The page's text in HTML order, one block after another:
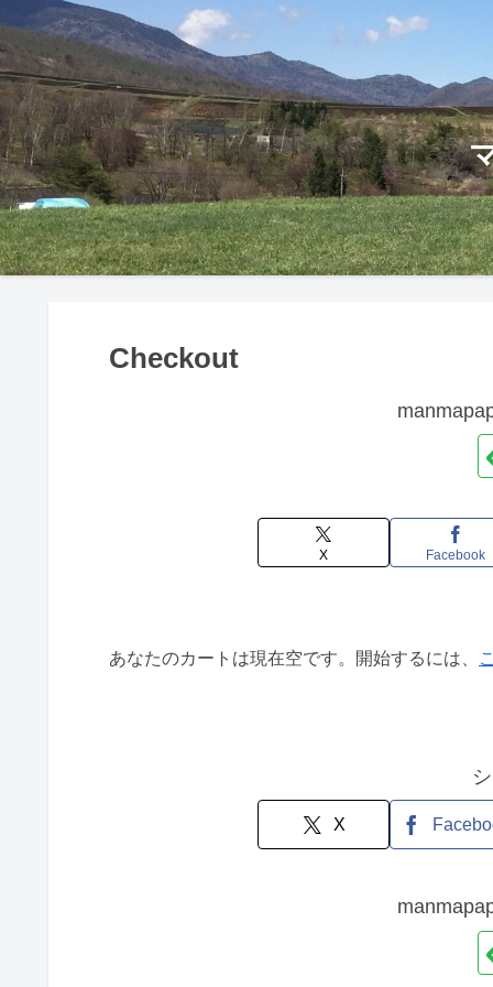
Checkout
X Facebook
あなたのカートは現在空です。開始するには、
X